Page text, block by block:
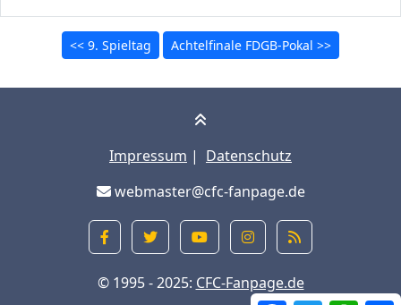
<< 9. Spieltag Achtelfinale FDGB-Pokal >>
Impressum | Datenschutz
webmaster@cfc-fanpage.de
© 1995 - 2025: CFC-Fanpage.de